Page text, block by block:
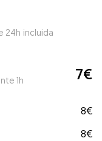
24h incluida
1h 7€
8€
8€